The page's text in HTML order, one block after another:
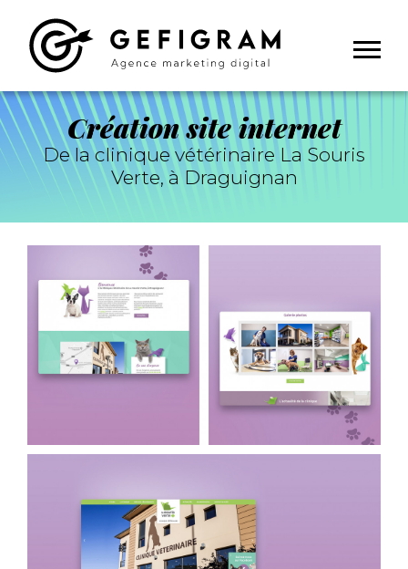
Création site internet
De la clinique vétérinaire La Souris
Verte, à Draguignan